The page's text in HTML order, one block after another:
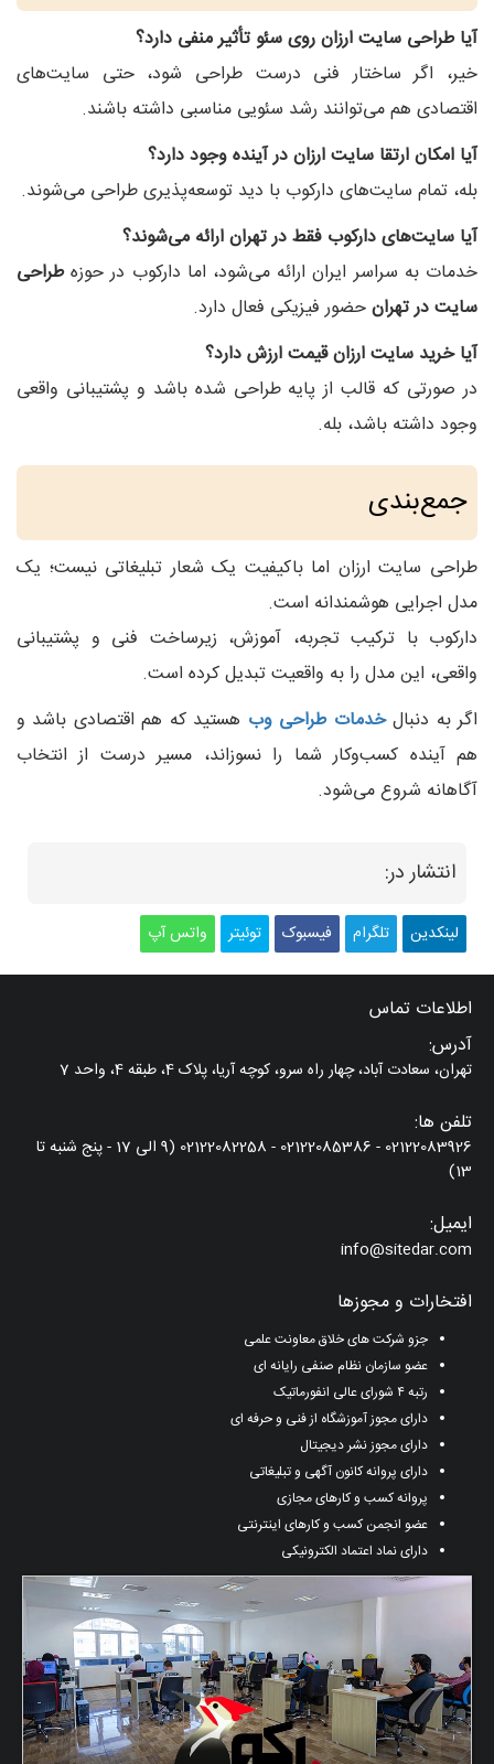
آیا طراحی سایت ارزان روی سئو تأثیر منفی دارد؟
خیر، اگر ساختار فنی درست طراحی شود، حتی سایت‌های
اقتصادی هم می‌توانند رشد سئویی مناسبی داشته باشند.
آیا امکان ارتقا سایت ارزان در آینده وجود دارد؟
بله، تمام سایت‌های دارکوب با دید توسعه‌پذیری طراحی می‌شوند.
آیا سایت‌های دارکوب فقط در تهران ارائه می‌شوند؟
خدمات به سراسر ایران ارائه می‌شود، اما دارکوب در حوزهطراحی
سایت در تهرانحضور فیزیکی فعال دارد.
آیا خرید سایت ارزان قیمت ارزش دارد؟
در صورتی که قالب از پایه طراحی شده باشد و پشتیبانی واقعی
وجود داشته باشد، بله.
جمع‌بندی
طراحی سایت ارزان اما باکیفیت یک شعار تبلیغاتی نیست؛ یک
مدل اجرایی هوشمندانه است.
دارکوب با ترکیب تجربه، آموزش، زیرساخت فنی و پشتیبانی
واقعی، این مدل را به واقعیت تبدیل کرده است.
اگر به دنبالخدمات طراحی وب هستید که هم اقتصادی باشد و
هم آینده کسب‌وکار شما را نسوزاند، مسیر درست از انتخاب
آگاهانه شروع می‌شود.
انتشار در:
لینکدین تلگرام فیسبوک توئیتر واتس آپ
اطلاعات تماس
آدرس:
تهران، سعادت آباد، چهار راه سرو، کوچه آریا، پلاک 4، طبقه 4، واحد 7
تلفن ها:
02122083926 - 02122085386 - 02122082258 (9 الی 17 - پنج شنبه تا
13)
ایمیل:
info@sitedar.com
افتخارات و مجوزها
جزو شرکت های خلاق معاونت علمی
عضو سازمان نظام صنفی رایانه ای
رتبه ۴ شورای عالی انفورماتیک
دارای مجوز آموزشگاه از فنی و حرفه ای
دارای مجوز نشر دیجیتال
دارای پروانه کانون آگهی و تبلیغاتی
پروانه کسب و کارهای مجازی
عضو انجمن کسب و کارهای اینترنتی
دارای نماد اعتماد الکترونیکی